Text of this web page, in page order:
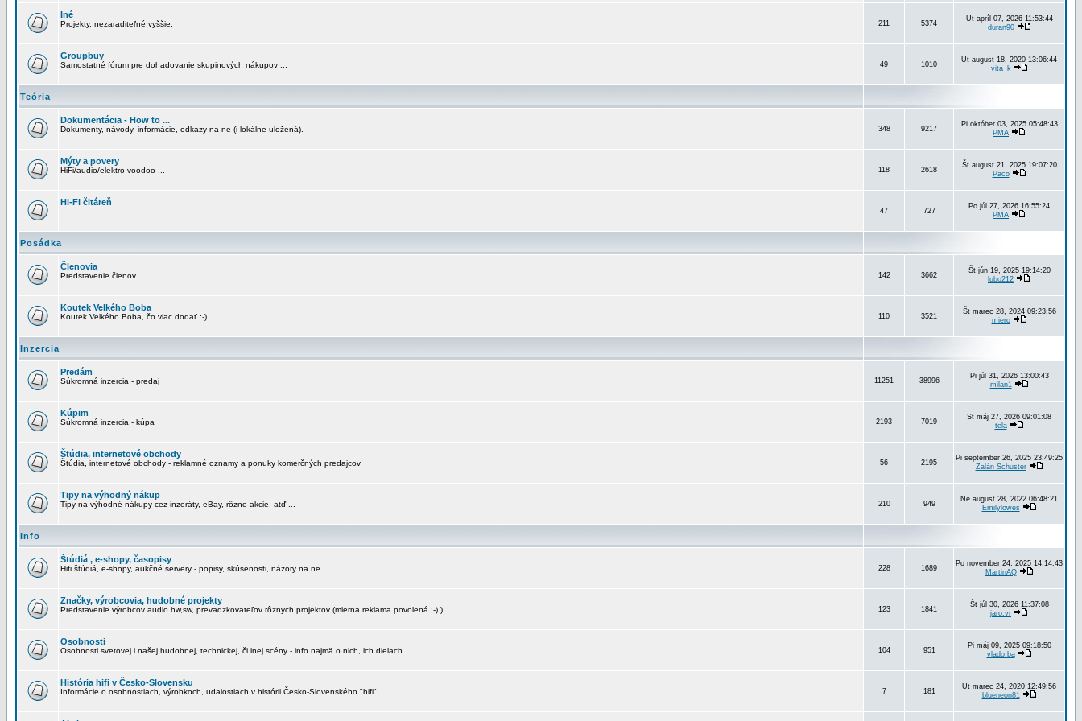
Iné
Projekty, nezaraditeľné vyššie. 211 5374
Ut apríl 07, 2026 11:53:44
duran90
Groupbuy
Samostatné fórum pre dohadovanie skupinových nákupov ... 49 1010
Ut august 18, 2020 13:06:44
vita_k
Teória
Dokumentácia - How to ...
Dokumenty, návody, informácie, odkazy na ne (i lokálne uložená). 348 9217
Pi október 03, 2025 05:48:43
PMA
Mýty a povery
HiFi/audio/elektro voodoo ... 118 2618
Št august 21, 2025 19:07:20
Paco
Hi-Fi čitáreň
47 727
Po júl 27, 2026 16:55:24
PMA
Posádka
Členovia
Predstavenie členov. 142 3662
Št jún 19, 2025 19:14:20
lubo212
Koutek Velkého Boba
Koutek Velkého Boba, čo viac dodať :-) 110 3521
Št marec 28, 2024 09:23:56
miero
Inzercia
Predám
Súkromná inzercia - predaj 11251 38996
Pi júl 31, 2026 13:00:43
milan1
Kúpim
Súkromná inzercia - kúpa 2193 7019
St máj 27, 2026 09:01:08
tela
Štúdia, internetové obchody
Štúdia, internetové obchody - reklamné oznamy a ponuky komerčných predajcov 56 2195
Pi september 26, 2025 23:49:25
Zalán Schuster
Tipy na výhodný nákup
Tipy na výhodné nákupy cez inzeráty, eBay, rôzne akcie, atď ... 210 949
Ne august 28, 2022 06:48:21
Emilylowes
Info
Štúdiá , e-shopy, časopisy
Hifi štúdiá, e-shopy, aukčné servery - popisy, skúsenosti, názory na ne ... 228 1689
Po november 24, 2025 14:14:43
MartinAQ
Značky, výrobcovia, hudobné projekty
Predstavenie výrobcov audio hw,sw, prevadzkovateľov rôznych projektov (mierna reklama povolená :-) ) 123 1841
Št júl 30, 2026 11:37:08
jaro.vr
Osobnosti
Osobnosti svetovej i našej hudobnej, technickej, či inej scény - info najmä o nich, ich dielach. 104 951
Pi máj 09, 2025 09:18:50
vlado.ba
História hifi v Česko-Slovensku
Informácie o osobnostiach, výrobkoch, udalostiach v histórii Česko-Slovenského "hifi" 7 181
Ut marec 24, 2020 12:49:56
blueneon81